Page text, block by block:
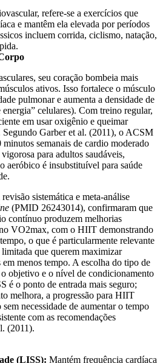
refere-se a exercícios que
e mantêm ela elevada por períodos
incluem corrida, ciclismo, natação,
seu coração bombeia mais
ativos. Isso fortalece o músculo
pulmonar e aumenta a densidade de
celulares). Com treino regular,
em usar oxigênio e queimar
Garber et al. (2011), o ACSM
semanais de cardio moderado
para adultos saudáveis,
aeróbico é insubstituível para saúde
sistemática e meta-análise
(PMID 26243014), confirmaram que
contínuo produzem melhorias
VO2max, com o HIIT demonstrando
o que é particularmente relevante
que querem maximizar
menos tempo. A escolha do tipo de
objetivo e o nível de condicionamento
é o ponto de entrada mais seguro;
melhora, a progressão para HIIT
necessidade de aumentar o tempo
com as recomendações
(2011).
(LISS): Mantém frequência cardíaca